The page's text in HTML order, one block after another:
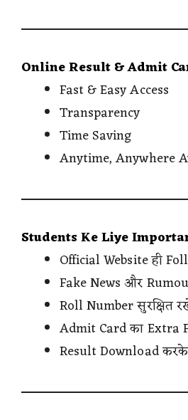
Online Result & Admit
Fast & Easy Access
Transparency
Time Saving
Anytime, Anywhere
Students Ke Liye
Official Website ही
Fake News और
Roll Number सुरक्षित
Admit Card का Extra
Result Download